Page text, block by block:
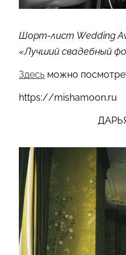
Шорт-лист Wedding
«Лучший свадебный
Здесь можно
https://mishamoon.ru